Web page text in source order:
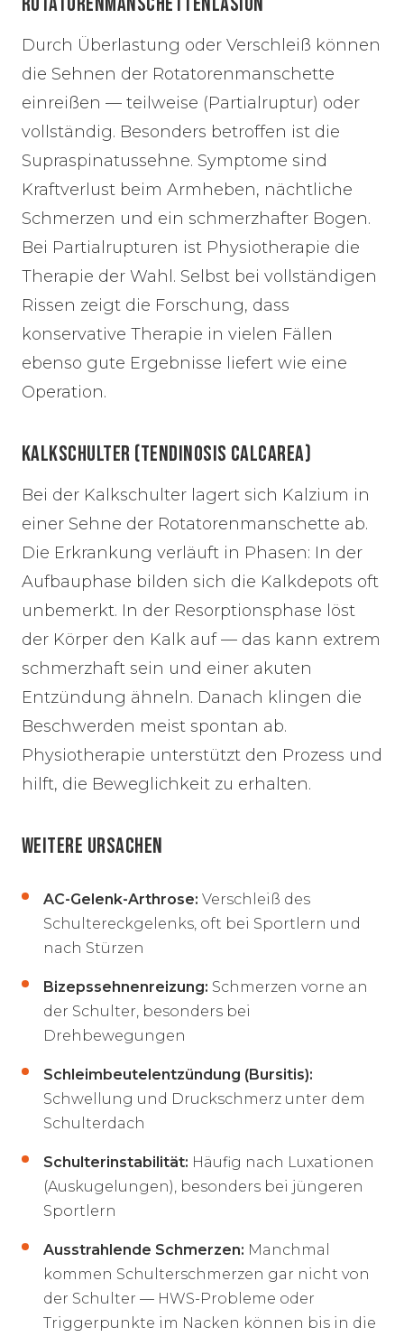
Durch Überlastung oder Verschleiß können
die Sehnen der Rotatorenmanschette
einreißen — teilweise (Partialruptur) oder
vollständig. Besonders betroffen ist die
Supraspinatussehne. Symptome sind
Kraftverlust beim Armheben, nächtliche
Schmerzen und ein schmerzhafter Bogen.
Bei Partialrupturen ist Physiotherapie die
Therapie der Wahl. Selbst bei vollständigen
Rissen zeigt die Forschung, dass
konservative Therapie in vielen Fällen
ebenso gute Ergebnisse liefert wie eine
Operation.
KALKSCHULTER (TENDINOSIS CALCAREA)
Bei der Kalkschulter lagert sich Kalzium in
einer Sehne der Rotatorenmanschette ab.
Die Erkrankung verläuft in Phasen: In der
Aufbauphase bilden sich die Kalkdepots oft
unbemerkt. In der Resorptionsphase löst
der Körper den Kalk auf — das kann extrem
schmerzhaft sein und einer akuten
Entzündung ähneln. Danach klingen die
Beschwerden meist spontan ab.
Physiotherapie unterstützt den Prozess und
hilft, die Beweglichkeit zu erhalten.
WEITERE URSACHEN
AC-Gelenk-Arthrose: Verschleiß des
Schultereckgelenks, oft bei Sportlern und
nach Stürzen
Bizepssehnenreizung: Schmerzen vorne an
der Schulter, besonders bei
Drehbewegungen
Schleimbeutelentzündung (Bursitis):
Schwellung und Druckschmerz unter dem
Schulterdach
Schulterinstabilität: Häufig nach Luxationen
(Auskugelungen), besonders bei jüngeren
Sportlern
Ausstrahlende Schmerzen: Manchmal
kommen Schulterschmerzen gar nicht von
der Schulter — HWS-Probleme oder
Triggerpunkte im Nacken können bis in die